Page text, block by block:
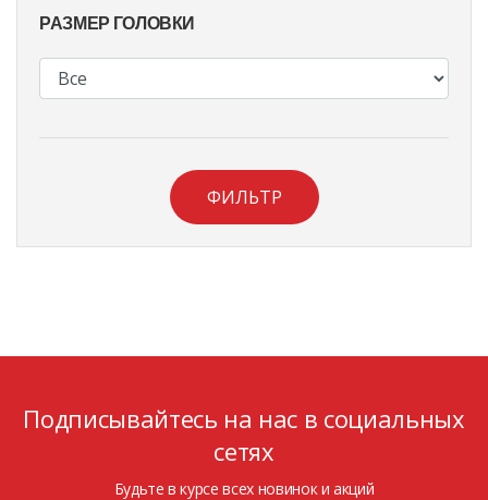
РАЗМЕР ГОЛОВКИ
ФИЛЬТР
Подписывайтесь на нас в социальных
сетях
Будьте в курсе всех новинок и акций